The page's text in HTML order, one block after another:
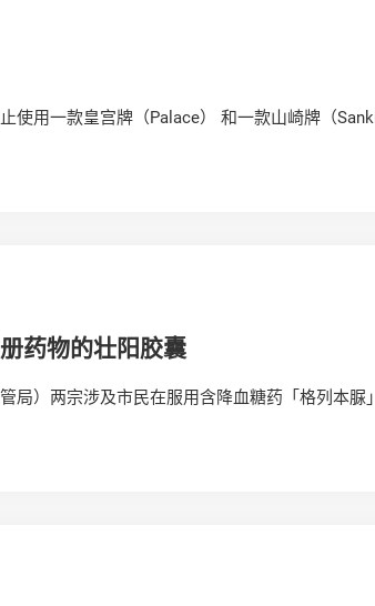
用一款皇宫牌（Palace） 和一款山崎牌（Sanki
药物的壮阳胶囊
）两宗涉及市民在服用含降血糖药「格列本脲」